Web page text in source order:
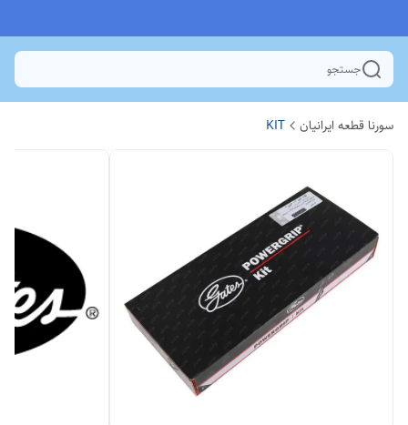
جستجو
سورنا قطعه ایرانیان KIT